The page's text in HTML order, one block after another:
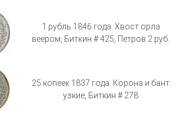
1 рубль 1846 года. Хвост орла
веером, Биткин # 425, Петров 2 руб.
25 копеек 1837 года. Корона и бант
узкие, Биткин # 278